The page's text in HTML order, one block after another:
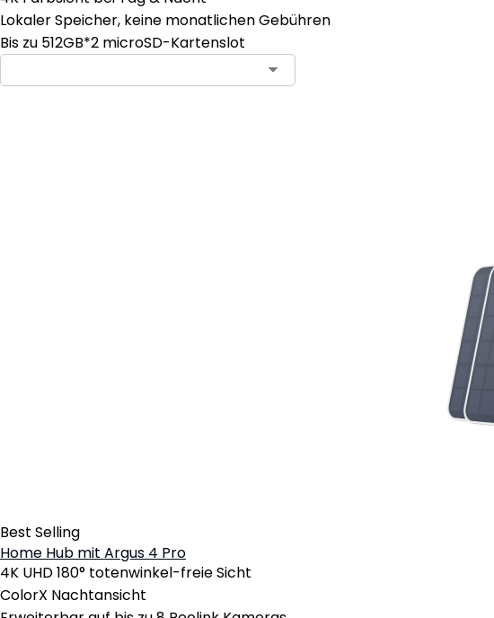
Lokaler Speicher, keine monatlichen Gebühren
Bis zu 512GB*2 microSD-Kartenslot
Best Selling
Home Hub mit Argus 4 Pro
4K UHD 180° totenwinkel-freie Sicht
ColorX Nachtansicht